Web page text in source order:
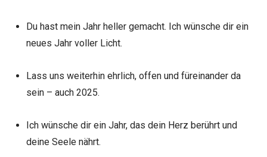
Du hast mein Jahr heller gemacht. Ich wünsche dir ein
neues Jahr voller Licht.
Lass uns weiterhin ehrlich, offen und füreinander da
sein – auch 2025.
Ich wünsche dir ein Jahr, das dein Herz berührt und
deine Seele nährt.